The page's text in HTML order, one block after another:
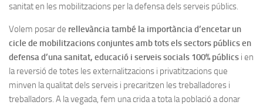
sanitat en les mobilitzacions per la defensa dels serveis públics.
Volem posar de rellevància també la importància d’encetar un
cicle de mobilitzacions conjuntes amb tots els sectors públics en
defensa d’una sanitat, educació i serveis socials 100% públics i en
la reversió de totes les externalitzacions i privatitzacions que
minven la qualitat dels serveis i precaritzen les treballadores i
treballadors. A la vegada, fem una crida a tota la població a donar